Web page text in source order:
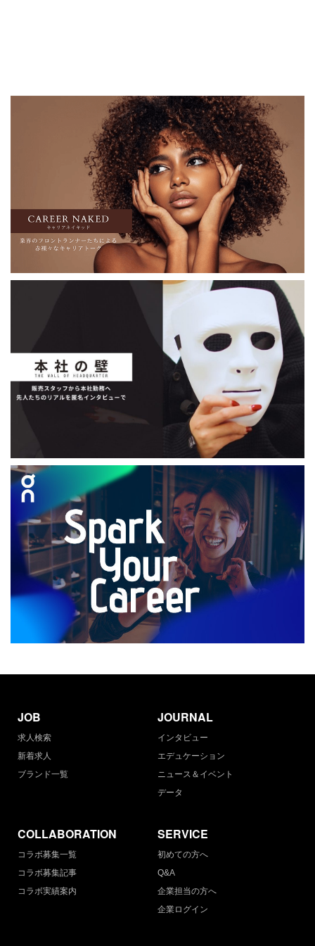
JOB
求人検索
新着求人
ブランド一覧
JOURNAL
インタビュー
エデュケーション
ニュース＆イベント
データ
COLLABORATION
コラボ募集一覧
コラボ募集記事
コラボ実績案内
SERVICE
初めての方へ
Q&A
企業担当の方へ
企業ログイン